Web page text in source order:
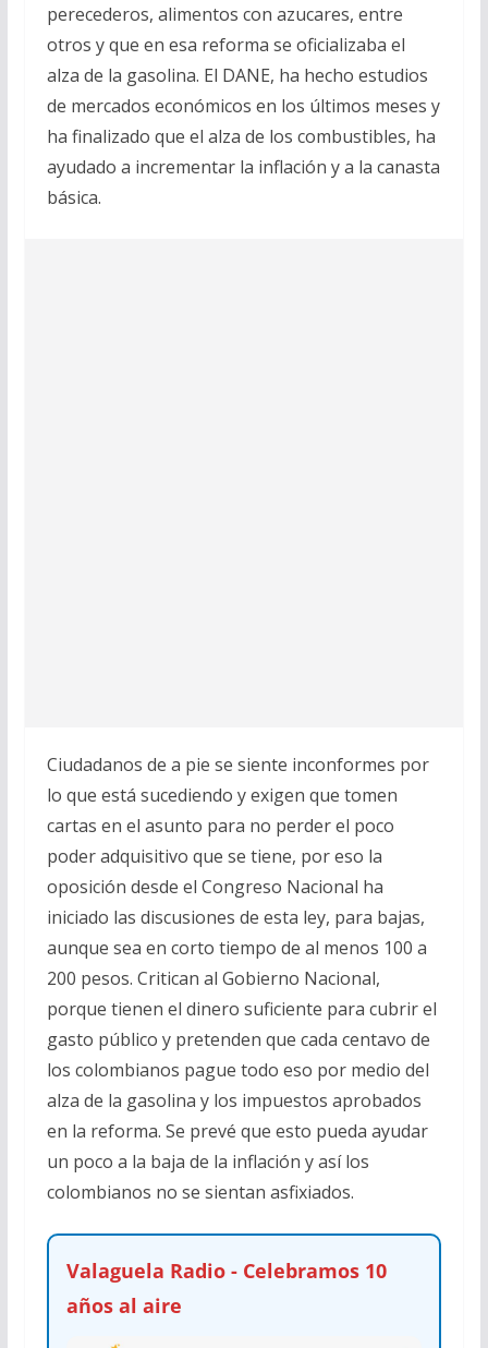
perecederos, alimentos con azucares, entre
otros y que en esa reforma se oficializaba el
alza de la gasolina. El DANE, ha hecho estudios
de mercados económicos en los últimos meses y
ha finalizado que el alza de los combustibles, ha
ayudado a incrementar la inflación y a la canasta
básica.
Ciudadanos de a pie se siente inconformes por
lo que está sucediendo y exigen que tomen
cartas en el asunto para no perder el poco
poder adquisitivo que se tiene, por eso la
oposición desde el Congreso Nacional ha
iniciado las discusiones de esta ley, para bajas,
aunque sea en corto tiempo de al menos 100 a
200 pesos. Critican al Gobierno Nacional,
porque tienen el dinero suficiente para cubrir el
gasto público y pretenden que cada centavo de
los colombianos pague todo eso por medio del
alza de la gasolina y los impuestos aprobados
en la reforma. Se prevé que esto pueda ayudar
un poco a la baja de la inflación y así los
colombianos no se sientan asfixiados.
Valaguela Radio - Celebramos 10
años al aire